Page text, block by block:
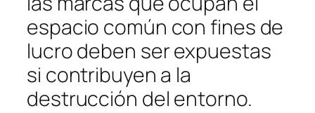
espacio común con fines de
lucro deben ser expuestas
si contribuyen a la
destrucción del entorno.